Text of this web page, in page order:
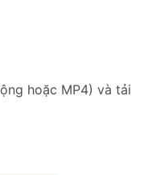
hoặc MP4) và tải